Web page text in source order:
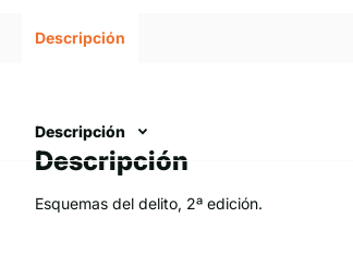
Descripción
Descripción
Descripción
Esquemas del delito, 2ª edición.